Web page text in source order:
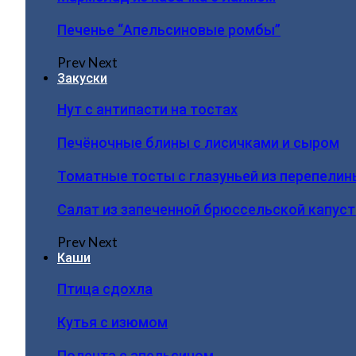
Печенье “Апельсиновые ромбы”
PrevNext
Закуски
Нут с антипасти на тостах
Печёночные блины с лисичками и сыром
Томатные тосты с глазуньей из
Салат из запеченной брюссельской
PrevNext
Каши
Птица сдохла
Кутья с изюмом